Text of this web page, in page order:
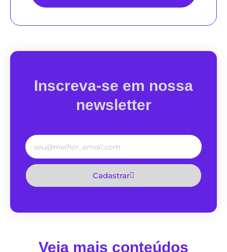
Inscreva-se em nossa
newsletter
Cadastrar
Veja mais conteúdos